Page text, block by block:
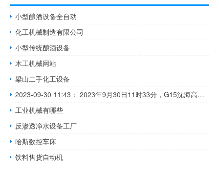
小型酿酒设备全自动
化工机械制造有限公司
小型传统酿酒设备
木工机械网站
梁山二手化工设备
2023-09-30 11:43： 2023年9月30日11时33分，G15沈海高速南通段由连云港往南通方向1182K离小海收费站1公里附近发生1起事故，现场暂不影响通行，事故正在处理中。 ​​​
工业机械有哪些
反渗透净水设备工厂
哈斯数控车床
饮料售货自动机